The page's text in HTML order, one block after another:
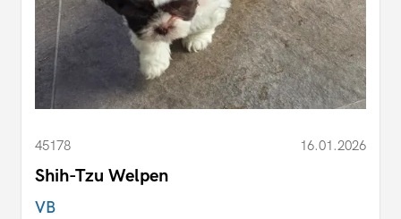
45178 16.01.2026
Shih-Tzu Welpen
VB